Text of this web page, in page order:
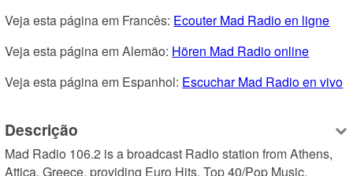
Veja esta página em Francês: Ecouter Mad Radio en ligne
Veja esta página em Alemão: Hören Mad Radio online
Veja esta página em Espanhol: Escuchar Mad Radio en vivo
Descrição
Mad Radio 106.2 is a broadcast Radio station from Athens,
Attica, Greece, providing Euro Hits, Top 40/Pop Music.